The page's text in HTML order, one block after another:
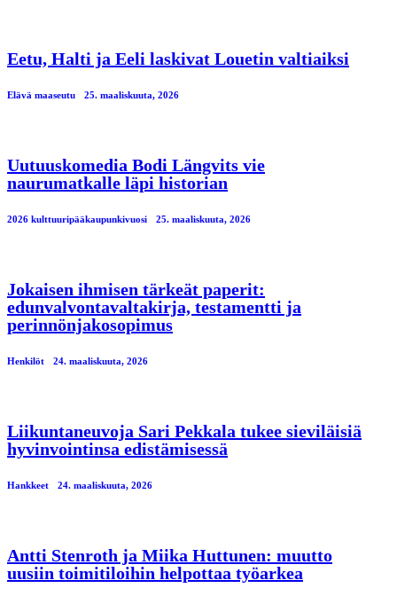
Eetu, Halti ja Eeli laskivat Louetin valtiaiksi
Elävä maaseutu 25. maaliskuuta, 2026
Uutuuskomedia Bodi Längvits vie
naurumatkalle läpi historian
2026 kulttuuripääkaupunkivuosi 25. maaliskuuta, 2026
Jokaisen ihmisen tärkeät paperit:
edunvalvontavaltakirja, testamentti ja
perinnönjakosopimus
Henkilöt 24. maaliskuuta, 2026
Liikuntaneuvoja Sari Pekkala tukee sieviläisiä
hyvinvointinsa edistämisessä
Hankkeet 24. maaliskuuta, 2026
Antti Stenroth ja Miika Huttunen: muutto
uusiin toimitiloihin helpottaa työarkea